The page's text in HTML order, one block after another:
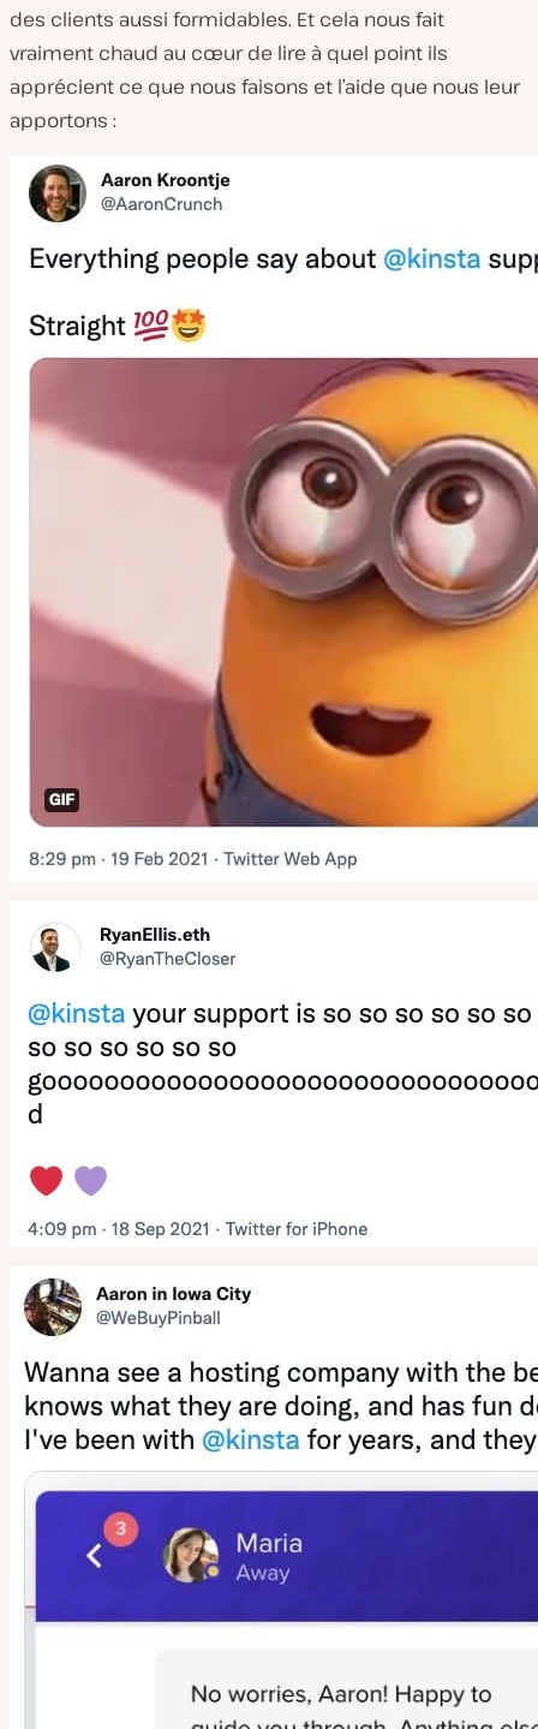
des clients aussi formidables. Et cela nous fait
vraiment chaud au cœur de lire à quel point ils
apprécient ce que nous faisons et l’aide que nous leur
apportons :